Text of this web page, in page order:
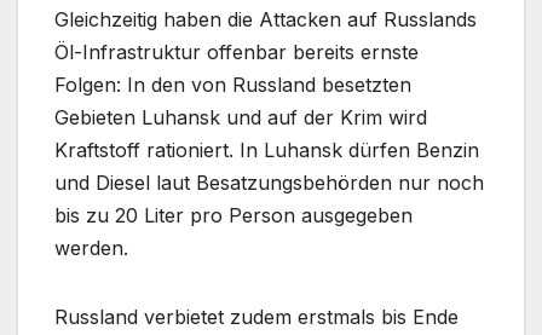
Gleichzeitig haben die Attacken auf Russlands
Öl-Infrastruktur offenbar bereits ernste
Folgen: In den von Russland besetzten
Gebieten Luhansk und auf der Krim wird
Kraftstoff rationiert. In Luhansk dürfen Benzin
und Diesel laut Besatzungsbehörden nur noch
bis zu 20 Liter pro Person ausgegeben
werden.
Russland verbietet zudem erstmals bis Ende